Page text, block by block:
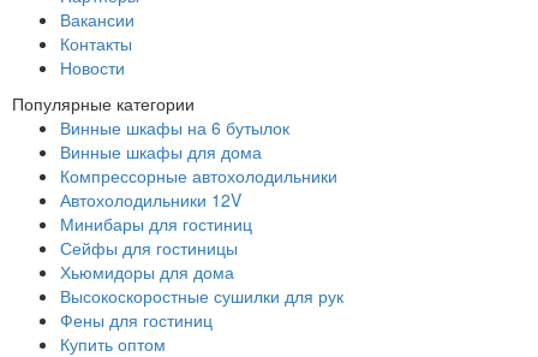
Вакансии
Контакты
Новости
Популярные категории
Винные шкафы на 6 бутылок
Винные шкафы для дома
Компрессорные автохолодильники
Автохолодильники 12V
Минибары для гостиниц
Сейфы для гостиницы
Хьюмидоры для дома
Высокоскоростные сушилки для рук
Фены для гостиниц
Купить оптом